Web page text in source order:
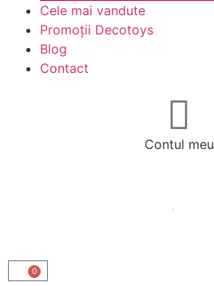
Cele mai vandute
Promoții Decotoys
Blog
Contact
Contul meu
0